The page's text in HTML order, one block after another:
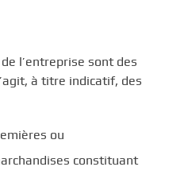
l’entreprise sont des
à titre indicatif, des
ou
constituant